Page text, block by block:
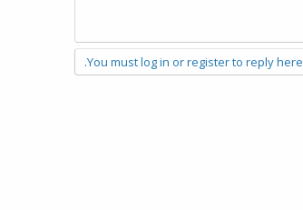
You must log in or register to reply here.